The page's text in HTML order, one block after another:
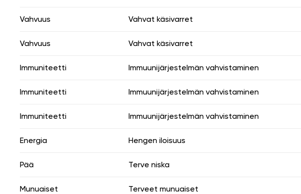
Vahvuus Vahvat käsivarret
Vahvuus Vahvat käsivarret
Immuniteetti Immuunijärjestelmän vahvistaminen
Immuniteetti Immuunijärjestelmän vahvistaminen
Immuniteetti Immuunijärjestelmän vahvistaminen
Energia Hengen iloisuus
Pää Terve niska
Munuaiset Terveet munuaiset